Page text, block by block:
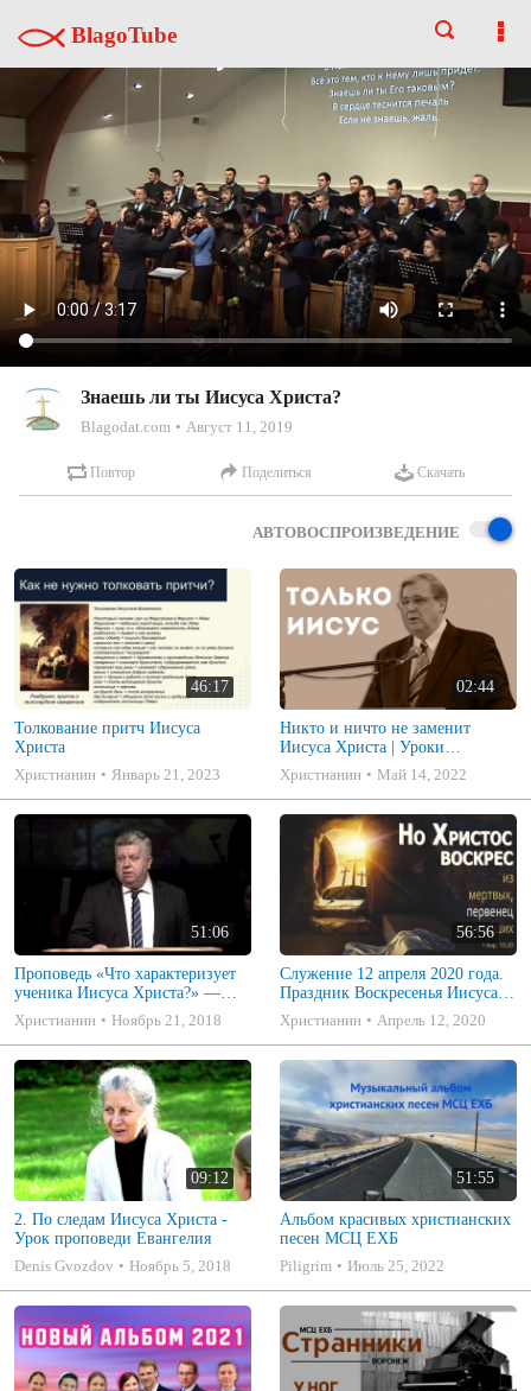
BlagoTube
Знаешь ли ты Иисуса Христа?
Blagodat.com Август 11, 2019
Повтор Поделиться Скачать
АВТОВОСПРОИЗВЕДЕНИЕ
46:17
Толкование притч Иисуса
Христа
Христианин
Январь 21, 2023
02:44
Никто и ничто не заменит
Иисуса Христа | Уроки
ЧистоПисания
Христианин Май 14, 2022
51:06
Проповедь «Что характеризует
ученика Иисуса Христа?» —
Франц Г. Тиссен.
Христианин Ноябрь 21, 2018
56:56
Служение 12 апреля 2020 года.
Праздник Воскресенья Иисуса
Христа. Церковь
"Преображение" г. Сарань
Христианин Апрель 12, 2020
09:12
2. По следам Иисуса Христа -
Урок проповеди Евангелия
Denis Gvozdov
Ноябрь 5, 2018
51:55
Альбом красивых христианских
песен МСЦ ЕХБ
Piligrim
Июль 25, 2022